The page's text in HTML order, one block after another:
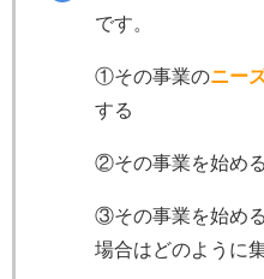
です。
①その事業のニー
する
②その事業を始める
③その事業を始め
場合はどのように